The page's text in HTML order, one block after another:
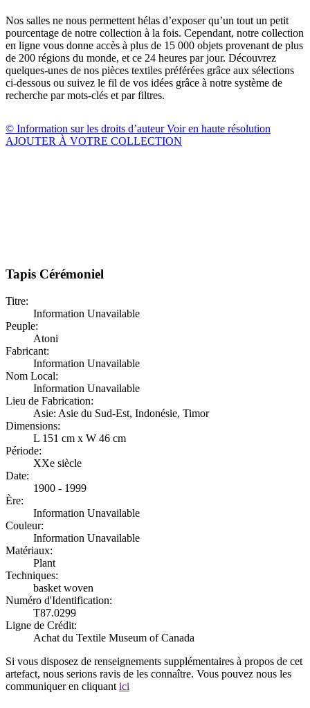
Nos salles ne nous permettent hélas d’exposer qu’un tout un petit
pourcentage de notre collection à la fois. Cependant, notre collection
en ligne vous donne accès à plus de 15 000 objets provenant de plus
de 200 régions du monde, et ce 24 heures par jour. Découvrez
quelques-unes de nos pièces textiles préférées grâce aux sélections
ci-dessous ou suivez le fil de vos idées grâce à notre système de
recherche par mots-clés et par filtres.
© Information sur les droits d’auteurVoir en haute résolution
AJOUTER À VOTRE COLLECTION
Tapis Cérémoniel
Titre:
Information Unavailable
Peuple:
Atoni
Fabricant:
Information Unavailable
Nom Local:
Information Unavailable
Lieu de Fabrication:
Asie: Asie du Sud-Est, Indonésie, Timor
Dimensions:
L 151 cm x W 46 cm
Période:
XXe siècle
Date:
1900 - 1999
Ère:
Information Unavailable
Couleur:
Information Unavailable
Matériaux:
Plant
Techniques:
basket woven
Numéro d'Identification:
T87.0299
Ligne de Crédit:
Achat du Textile Museum of Canada
Si vous disposez de renseignements supplémentaires à propos de cet
artefact, nous serions ravis de les connaître. Vous pouvez nous les
communiquer en cliquant ici